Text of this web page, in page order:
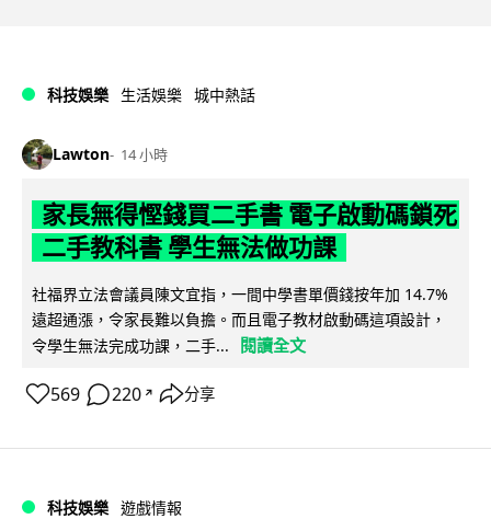
科技娛樂 生活娛樂 城中熱話
Lawton 14 小時
家長無得慳錢買二手書 電子啟動碼鎖死
二手教科書 學生無法做功課
社福界立法會議員陳文宜指，一間中學書單價錢按年加 14.7%
遠超通漲，令家長難以負擔。而且電子教材啟動碼這項設計，
令學生無法完成功課，二手...
閱讀全文
569 220 ↗ 分享
科技娛樂 遊戲情報